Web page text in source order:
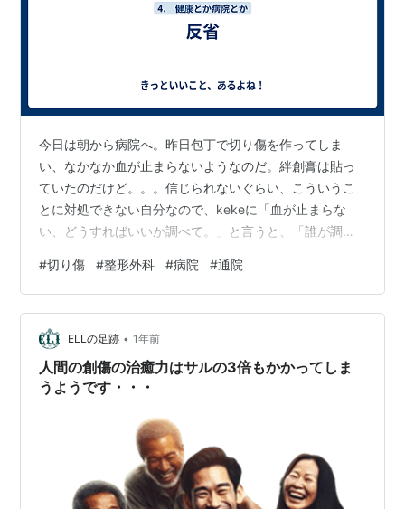
今日は朝から病院へ。昨日包丁で切り傷を作ってしま
い、なかなか血が止まらないようなのだ。絆創膏は貼っ
ていたのだけど。。。信じられないぐらい、こういうこ
とに対処できない自分なので、kekeに「血が止まらな
い、どうすればいいか調べて。」と言うと、「誰が調べ
る。「そうやって泣きつけば誰かが何かしてくれると思
ってる」「甘えるんじゃない」 と言われるのは、本当に
図星なので胸が痛い。それで今朝どうしていいのか分か
らないから病院に行って処置をしてもらった。なるべく
動かさない方がいいのだろうけど、仕事もしなければな
らないし。いつものごとく、「これはいつ頃治るのだ
#切り傷 #整形外科 #病院 #通院
ELLの足跡 • 1年前
人間の創傷の治癒力はサルの3倍もかかってしま
うようです・・・